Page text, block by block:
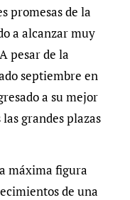
promesas de la
a alcanzar muy
pesar de la
septiembre en
a su mejor
grandes plazas
máxima figura
de una